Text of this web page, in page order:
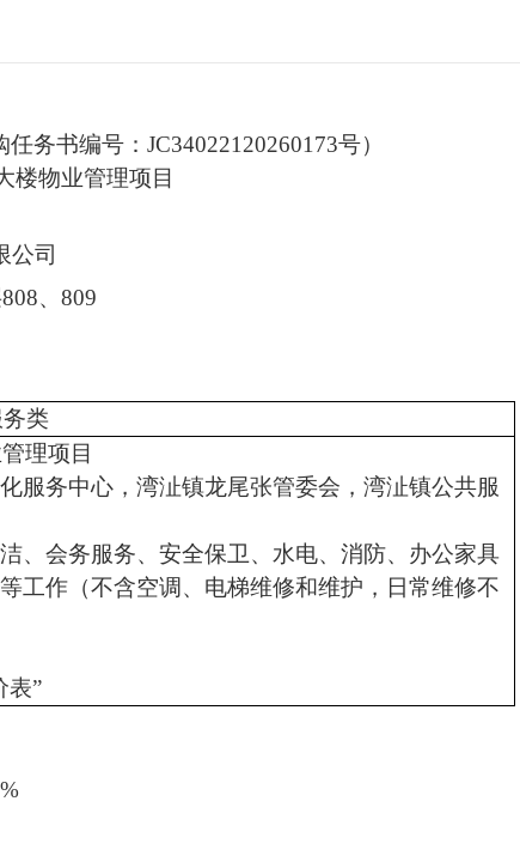
务书编号： JC34022120260173号）
楼物业管理项目
公司
、809
务类
理项目
服务中心，湾沚镇龙尾张管委会，湾沚镇公共服
、会务服务、安全保卫、水电、消防、办公家具
工作（不含空调、电梯维修和维护，日常维修不
表”